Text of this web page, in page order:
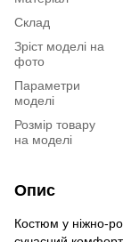
Склад
Зріст моделі на
фото
Параметри
моделі
Розмір товару
на моделі
Опис
Костюм у ніжно-